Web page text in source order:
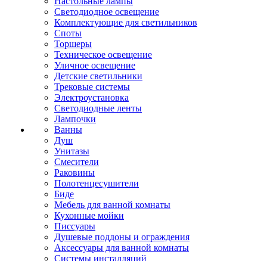
Светодиодное освещение
Комплектующие для светильников
Споты
Торшеры
Техническое освещение
Уличное освещение
Детские светильники
Трековые системы
Электроустановка
Светодиодные ленты
Лампочки
Ванны
Душ
Унитазы
Смесители
Раковины
Полотенцесушители
Биде
Мебель для ванной комнаты
Кухонные мойки
Писсуары
Душевые поддоны и ограждения
Аксессуары для ванной комнаты
Системы инсталляций